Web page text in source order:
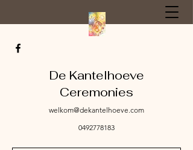
De Kantelhoeve
Ceremonies
welkom@dekantelhoeve.com
0492778183